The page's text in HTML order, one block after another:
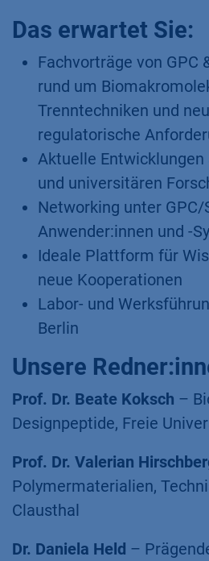
Das erwartet Sie:
Fachvorträge von GPC
rund um
Trenntechniken und
regulatorische
Aktuelle
und universitären
Networking unter GPC/
Anwender:innen und -
Ideale Plattform für
neue Kooperationen
Labor- und
Berlin
Unsere
Prof. Dr. Beate Koksch –
Designpeptide, Freie
Prof. Dr. Valerian
Polymermaterialien,
Clausthal
Dr. Daniela Held –